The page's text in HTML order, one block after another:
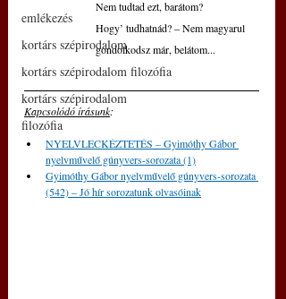
emlékezés
kortárs szépirodalom
kortárs szépirodalom filozófia
kortárs szépirodalom
filozófia
Nem tudtad ezt, barátom?
Hogy’ tudhatnád? – Nem magyarul
gondolkodsz már, belátom...
Kapcsolódó írásunk:
NYELVLECKÉZTETÉS – Gyimóthy Gábor
nyelvművelő gúnyvers-sorozata (1)
Gyimóthy Gábor nyelvművelő gúnyvers-sorozata
(542) – Jó hír sorozatunk olvasóinak